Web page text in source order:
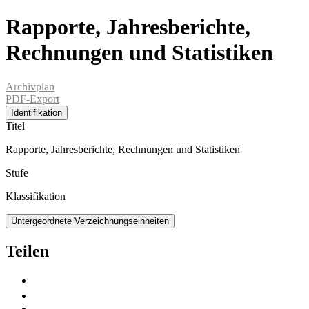
Rapporte, Jahresberichte,
Rechnungen und Statistiken
Archivplan
PDF-Export
Identifikation
Titel
Rapporte, Jahresberichte, Rechnungen und Statistiken
Stufe
Klassifikation
Untergeordnete Verzeichnungseinheiten
Teilen